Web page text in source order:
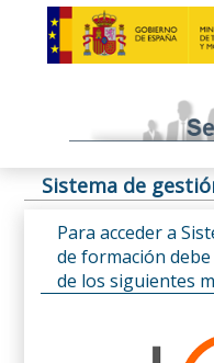
Sistema de
Para acceder a
de formación
de los siguientes